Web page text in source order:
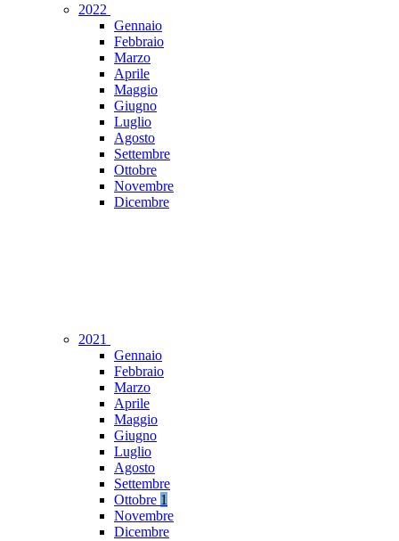
2022
Gennaio
Febbraio
Marzo
Aprile
Maggio
Giugno
Luglio
Agosto
Settembre
Ottobre
Novembre
Dicembre
2021
Gennaio
Febbraio
Marzo
Aprile
Maggio
Giugno
Luglio
Agosto
Settembre
Ottobre 1
Novembre
Dicembre